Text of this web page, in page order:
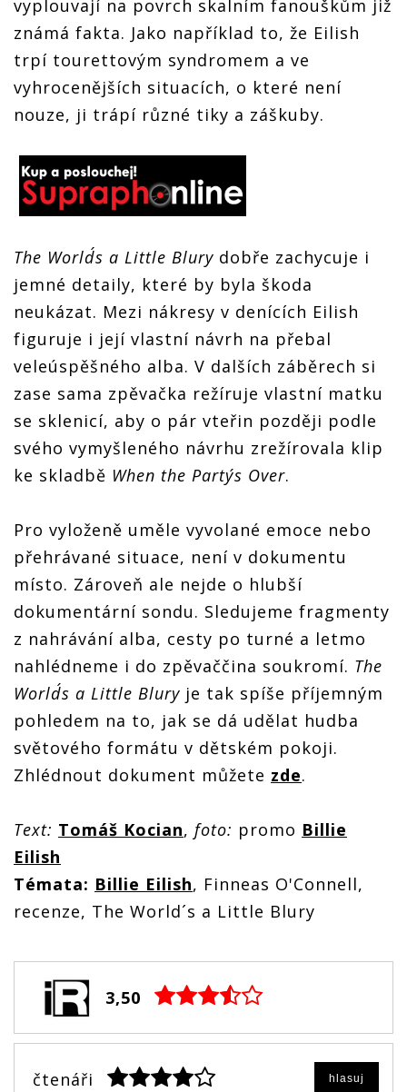
vyplouvají na povrch skalním fanouškům již
známá fakta. Jako například to, že Eilish
trpí tourettovým syndromem a ve
vyhrocenějších situacích, o které není
nouze, ji trápí různé tiky a záškuby.
The World´s a Little Blury dobře zachycuje i
jemné detaily, které by byla škoda
neukázat. Mezi nákresy v denících Eilish
figuruje i její vlastní návrh na přebal
veleúspěšného alba. V dalších záběrech si
zase sama zpěvačka režíruje vlastní matku
se sklenicí, aby o pár vteřin později podle
svého vymyšleného návrhu zrežírovala klip
ke skladbě When the Party´s Over.
Pro vyloženě uměle vyvolané emoce nebo
přehrávané situace, není v dokumentu
místo. Zároveň ale nejde o hlubší
dokumentární sondu. Sledujeme fragmenty
z nahrávání alba, cesty po turné a letmo
nahlédneme i do zpěvaččina soukromí. The
World´s a Little Blury je tak spíše příjemným
pohledem na to, jak se dá udělat hudba
světového formátu v dětském pokoji.
Zhlédnout dokument můžete zde.
Text: Tomáš Kocian, foto: promo Billie
Eilish
Témata: Billie Eilish, Finneas O'Connell,
recenze, The World´s a Little Blury
3,50
čtenáři hlasuj